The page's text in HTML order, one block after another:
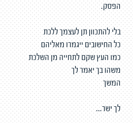
הפסק.
בלי להתכוון תן לעצמך ללכת
כל החישובים ייגמרו מאליהם
כמו העץ שקם לתחייה מן השלכת
משהו בך יאמר לך
המשך
לך ישר...